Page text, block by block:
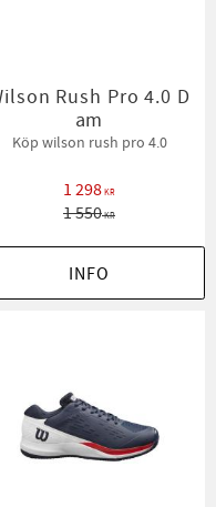
Rush Pro 4.0 D
am
Köp wilson rush pro 4.0
1 298KR
1 550KR
INFO